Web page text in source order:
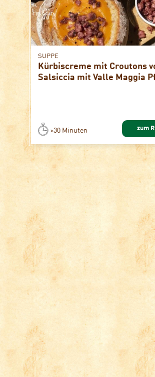
SUPPE
Kürbiscreme mit Croutons
Salsiccia mit Valle Maggia
>30 Minuten zum